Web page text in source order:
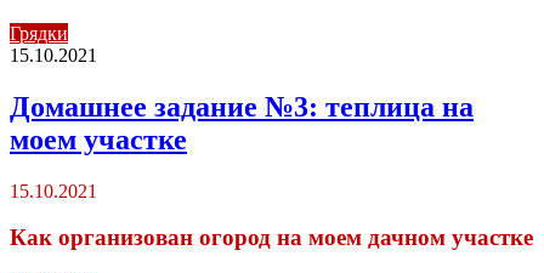
Грядки
15.10.2021
Домашнее задание №3: теплица на
моем участке
15.10.2021
Как организован огород на моем дачном участке